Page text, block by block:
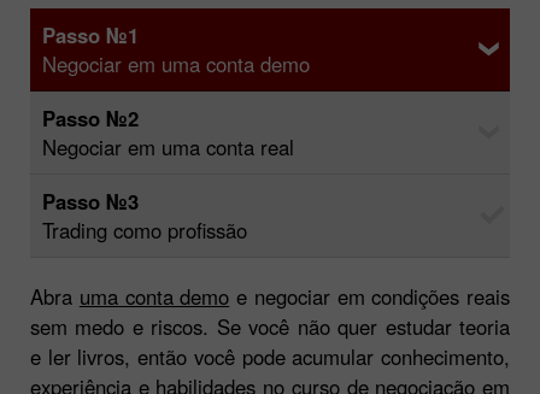
Como começar a negociar no Forex?
Passo №1
Negociar em uma conta demo
Passo №2
Negociar em uma conta real
Passo №3
Abrauma conta demoe negociar em condições reais
sem medo e riscos. Se você não quer estudar teoria